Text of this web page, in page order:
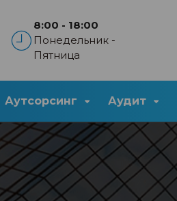
8:00 - 18:00
Понедельник -
Пятница
Аутсорсинг Аудит